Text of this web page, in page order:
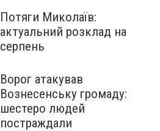
Потяги Миколаїв:
актуальний розклад на
серпень
Ворог атакував
Вознесенську громаду:
шестеро людей
постраждали